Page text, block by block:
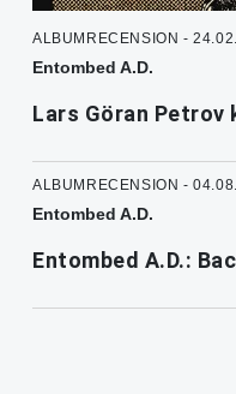
ALBUMRECENSION -
Entombed A.D.
Lars Göran Petrov
ALBUMRECENSION -
Entombed A.D.
Entombed A.D.: